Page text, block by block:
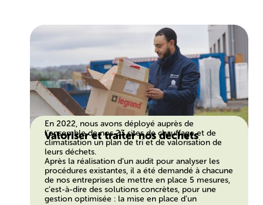
Valoriser et traiter nos déchets
En 2022, nous avons déployé auprès de
l’ensemble de nos 23 sites de chauffage et de
climatisation un plan de tri et de valorisation de
leurs déchets.
Après la réalisation d’un audit pour analyser les
procédures existantes, il a été demandé à chacune
de nos entreprises de mettre en place 5 mesures,
c’est-à-dire des solutions concrètes, pour une
gestion optimisée : la mise en place d’un